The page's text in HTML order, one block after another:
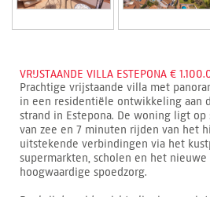
VRIJSTAANDE VILLA ESTEPONA €
Prachtige vrijstaande villa met
in een residentiële ontwikkeling aan
strand in Estepona. De woning ligt
van zee en 7 minuten rijden van het
uitstekende verbindingen via het
supermarkten, scholen en het
hoogwaardige spoedzorg.